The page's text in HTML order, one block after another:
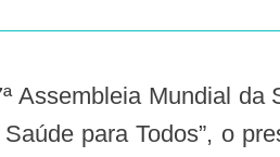
para Todos”, o